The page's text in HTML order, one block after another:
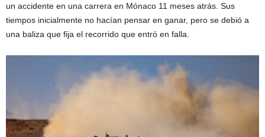
un accidente en una carrera en Mónaco 11 meses atrás. Sus
tiempos inicialmente no hacían pensar en ganar, pero se debió a
una baliza que fija el recorrido que entró en falla.